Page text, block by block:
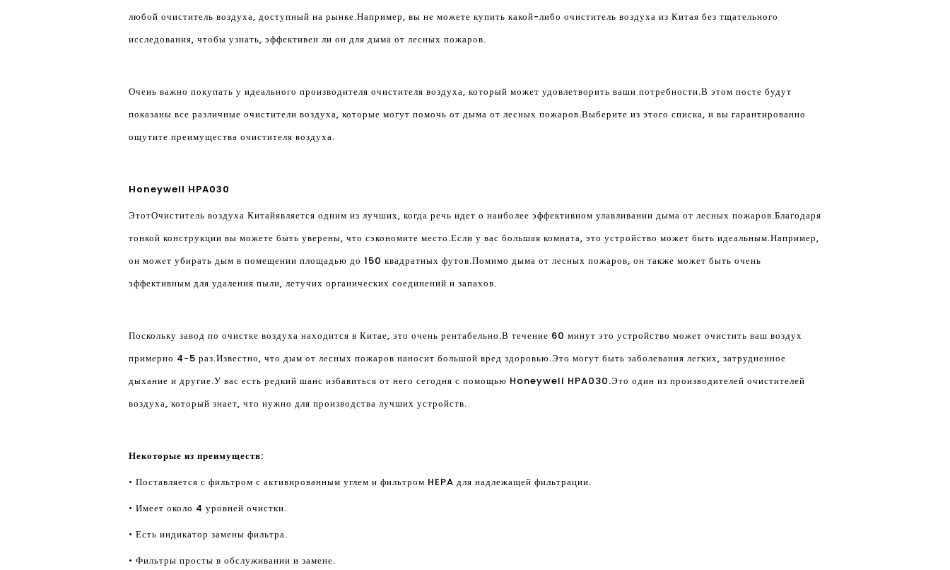
любой очиститель воздуха, доступный на рынке.Например, вы не можете купить какой-либо очиститель воздуха из Китая без тщательного
исследования, чтобы узнать, эффективен ли он для дыма от лесных пожаров.
Очень важно покупать у идеального производителя очистителя воздуха, который может удовлетворить ваши потребности.В этом посте будут
показаны все различные очистители воздуха, которые могут помочь от дыма от лесных пожаров.Выберите из этого списка, и вы гарантированно
ощутите преимущества очистителя воздуха.
Honeywell HPA030
ЭтотОчиститель воздуха Китайявляется одним из лучших, когда речь идет о наиболее эффективном улавливании дыма от лесных пожаров.Благодаря
тонкой конструкции вы можете быть уверены, что сэкономите место.Если у вас большая комната, это устройство может быть идеальным.Например,
он может убирать дым в помещении площадью до 150 квадратных футов.Помимо дыма от лесных пожаров, он также может быть очень
эффективным для удаления пыли, летучих органических соединений и запахов.
Поскольку завод по очистке воздуха находится в Китае, это очень рентабельно.В течение 60 минут это устройство может очистить ваш воздух
примерно 4-5 раз.Известно, что дым от лесных пожаров наносит большой вред здоровью.Это могут быть заболевания легких, затрудненное
дыхание и другие.У вас есть редкий шанс избавиться от него сегодня с помощью Honeywell HPA030.Это один из производителей очистителей
воздуха, который знает, что нужно для производства лучших устройств.
Некоторые из преимуществ:
• Поставляется с фильтром с активированным углем и фильтром HEPA для надлежащей фильтрации.
• Имеет около 4 уровней очистки.
• Есть индикатор замены фильтра.
• Фильтры просты в обслуживании и замене.